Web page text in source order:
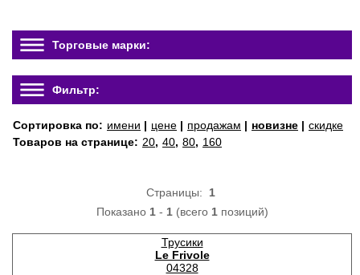
Торговые марки:
Фильтр:
Сортировка по: имени | цене | продажам | новизне | скидке
Товаров на странице: 20, 40, 80, 160
Страницы: 1
Показано 1- 1(всего 1позиций)
Трусики
Le Frivole
04328